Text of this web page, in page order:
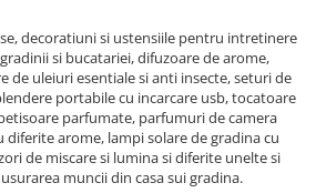
decoratiuni si ustensiile pentru intretinere
si bucatariei, difuzoare de arome,
de uleiuri esentiale si anti insecte, seturi de
portabile cu incarcare usb, tocatoare
parfumate, parfumuri de camera
diferite arome, lampi solare de gradina cu
de miscare si lumina si diferite unelte si
muncii din casa sui gradina.